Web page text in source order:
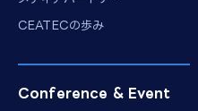
CEATECの歩み
Conference & Event